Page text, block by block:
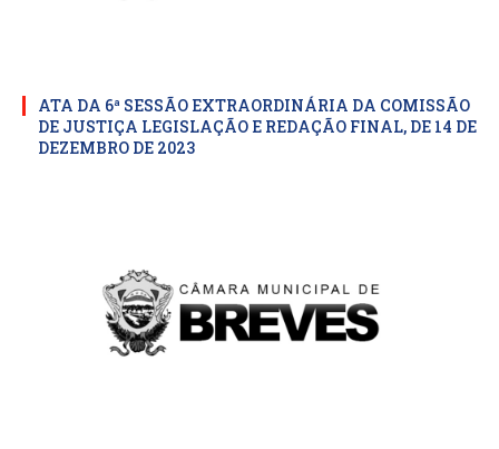
ATA DA 6ª SESSÃO EXTRAORDINÁRIA DA COMISSÃO
DE JUSTIÇA LEGISLAÇÃO E REDAÇÃO FINAL, DE 14 DE
DEZEMBRO DE 2023